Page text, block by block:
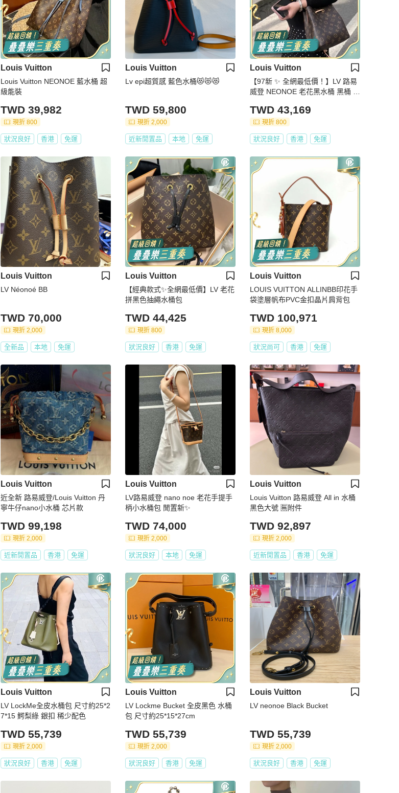
Louis Vuitton
Louis Vuitton NEONOE 藍水桶 超
級能裝
TWD 39,982
現折 800
狀況良好 香港 免運
Louis Vuitton
Lv epi超質感 藍色水桶😻😻😻
TWD 59,800
現折 2,000
近新閒置品 本地 免運
Louis Vuitton
【97新 ✨ 全網最低價！】LV 路易
威登 NEONOE 老花黑水桶 黑桶 中
TWD 43,169
現折 800
狀況良好 香港 免運
Louis Vuitton
LV Néonoé BB
TWD 70,000
現折 2,000
全新品 本地 免運
Louis Vuitton
【經典款式✨全網最低價】LV 老花
拼黑色抽繩水桶包
TWD 44,425
現折 800
狀況良好 香港 免運
Louis Vuitton
LOUIS VUITTON ALLINBB印花手
袋塗層帆布PVC金扣晶片肩背包
TWD 100,971
現折 8,000
狀況尚可 香港 免運
Louis Vuitton
近全新 路易威登/Louis Vuitton 丹
寧牛仔nano小水桶 芯片款
TWD 99,198
現折 2,000
近新閒置品 香港 免運
Louis Vuitton
LV路易威登 nano noe 老花手提手
柄小水桶包 閒置新✨️
TWD 74,000
現折 2,000
狀況良好 本地 免運
Louis Vuitton
Louis Vuitton 路易威登 All in 水桶
黑色大號 🈚附件
TWD 92,897
現折 2,000
近新閒置品 香港 免運
Louis Vuitton
LV LockMe全皮水桶包 尺寸約25*2
7*15 鰐梨綠 銀扣 稀少配色
TWD 55,739
現折 2,000
狀況良好 香港 免運
Louis Vuitton
LV Lockme Bucket 全皮黑色 水桶
包 尺寸約25*15*27cm
TWD 55,739
現折 2,000
狀況良好 香港 免運
Louis Vuitton
LV neonoe Black Bucket
TWD 55,739
現折 2,000
狀況良好 香港 免運